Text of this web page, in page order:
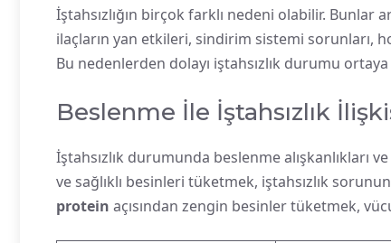
İştahsızlığın birçok farklı nedeni olabilir. Bunlar
ilaçların yan etkileri, sindirim sistemi sorunları,
Bu nedenlerden dolayı iştahsızlık durumu ortaya
Beslenme İle İştahsızlık
İştahsızlık durumunda beslenme alışkanlıkları
ve sağlıklı besinleri tüketmek, iştahsızlık
protein açısından zengin besinler tüketmek,